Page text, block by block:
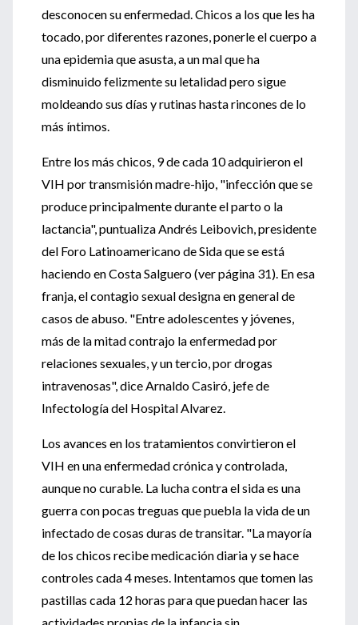
desconocen su enfermedad. Chicos a los que les ha
tocado, por diferentes razones, ponerle el cuerpo a
una epidemia que asusta, a un mal que ha
disminuido felizmente su letalidad pero sigue
moldeando sus días y rutinas hasta rincones de lo
más íntimos.
Entre los más chicos, 9 de cada 10 adquirieron el
VIH por transmisión madre-hijo, "infección que se
produce principalmente durante el parto o la
lactancia", puntualiza Andrés Leibovich, presidente
del Foro Latinoamericano de Sida que se está
haciendo en Costa Salguero (ver página 31). En esa
franja, el contagio sexual designa en general de
casos de abuso. "Entre adolescentes y jóvenes,
más de la mitad contrajo la enfermedad por
relaciones sexuales, y un tercio, por drogas
intravenosas", dice Arnaldo Casiró, jefe de
Infectología del Hospital Alvarez.
Los avances en los tratamientos convirtieron el
VIH en una enfermedad crónica y controlada,
aunque no curable. La lucha contra el sida es una
guerra con pocas treguas que puebla la vida de un
infectado de cosas duras de transitar. "La mayoría
de los chicos recibe medicación diaria y se hace
controles cada 4 meses. Intentamos que tomen las
pastillas cada 12 horas para que puedan hacer las